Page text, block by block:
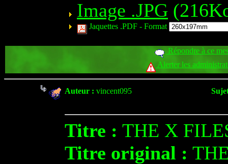
Image .JPG
Jaquettes .PDF - Format
Répondre à ce
Alerter les
Auteur : vincent095
Titre : THE X
Titre original :